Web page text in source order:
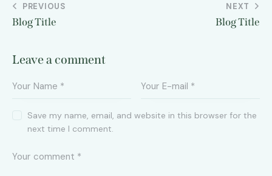
Post
navigation
PREVIOUS
Blog Title
NEXT
Blog Title
Leave a comment
Save my name, email, and website in this browser for the
next time I comment.